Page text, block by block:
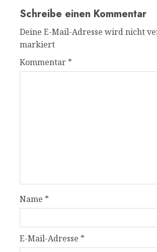
Schreibe einen Kommentar
Deine E-Mail-Adresse wird nicht
markiert
Kommentar *
Name *
E-Mail-Adresse *